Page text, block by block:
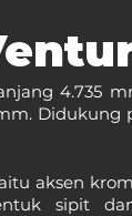
4.735
Didukung
aksen
sipit